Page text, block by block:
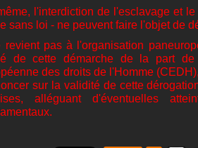
l'interdiction de l'esclavage et
sans loi - ne peuvent faire l'objet de
revient pas à l'organisation
de cette démarche de la part
des droits de l'Homme
sur la validité de cette
alléguant d'éventuelles